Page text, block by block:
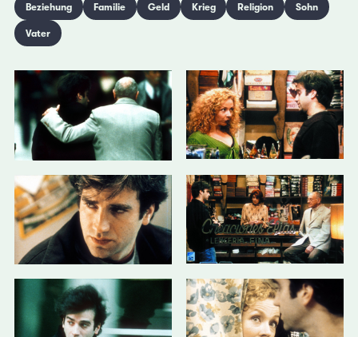
Beziehung Familie Geld Krieg Religion Sohn
Vater